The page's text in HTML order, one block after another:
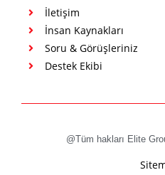
İletişim
İnsan Kaynakları
Soru & Görüşleriniz
Destek Ekibi
@Tüm hakları Elite